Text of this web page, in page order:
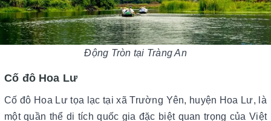
Động Tròn tại Tràng An
Cố đô Hoa Lư
Cố đô Hoa Lư tọa lạc tại xã Trường Yên, huyện Hoa Lư, là
một quần thể di tích quốc gia đặc biệt quan trọng của Việt